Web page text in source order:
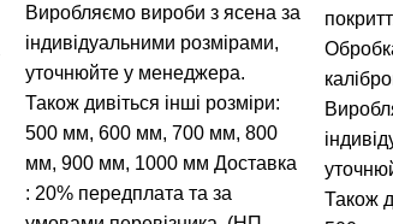
Виробляємо вироби з ясена за
індивідуальними розмірами,
уточнюйте у менеджера.
Також дивіться інші розміри:
500 мм, 600 мм, 700 мм, 800
мм, 900 мм, 1000 мм Доставка
: 20% передплата та за
Також